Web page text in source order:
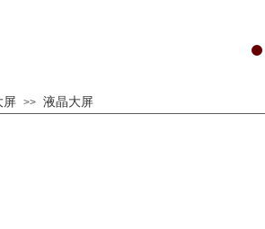
屏 >> 液晶大屏